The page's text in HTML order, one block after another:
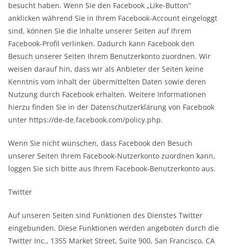
besucht haben. Wenn Sie den Facebook „Like-Button“
anklicken während Sie in Ihrem Facebook-Account eingeloggt
sind, können Sie die Inhalte unserer Seiten auf Ihrem
Facebook-Profil verlinken. Dadurch kann Facebook den
Besuch unserer Seiten Ihrem Benutzerkonto zuordnen. Wir
weisen darauf hin, dass wir als Anbieter der Seiten keine
Kenntnis vom Inhalt der übermittelten Daten sowie deren
Nutzung durch Facebook erhalten. Weitere Informationen
hierzu finden Sie in der Datenschutzerklärung von Facebook
unter https://de-de.facebook.com/policy.php.
Wenn Sie nicht wünschen, dass Facebook den Besuch
unserer Seiten Ihrem Facebook-Nutzerkonto zuordnen kann,
loggen Sie sich bitte aus Ihrem Facebook-Benutzerkonto aus.
Twitter
Auf unseren Seiten sind Funktionen des Dienstes Twitter
eingebunden. Diese Funktionen werden angeboten durch die
Twitter Inc., 1355 Market Street, Suite 900, San Francisco, CA